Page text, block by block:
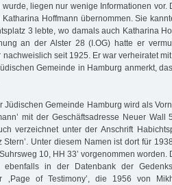
liegen nur wenige Informationen vor.
Hoffmann übernommen. Sie
3 lebte, wo damals auch Katharina
an der Alster 28 (I.OG) hatte er
nachweislich seit 1925. Er war verheiratet
Gemeinde in Hamburg anmerkt,
Jüdischen Gemeinde Hamburg wird als
mit der Geschäftsadresse Neuer Wall
verzeichnet unter der Anschrift
Stern’. Unter diesem Namen ist dort für
10, HH 33’ vorgenommen
ebenfalls in der Datenbank der
‚Page of Testimony’, die 1956 von